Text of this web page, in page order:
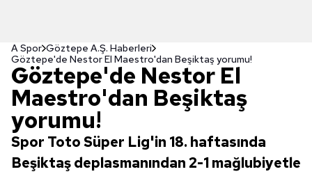
A Spor Göztepe A.Ş. Haberleri
Göztepe'de Nestor El Maestro'dan Beşiktaş yorumu!
Göztepe'de Nestor El
Maestro'dan Beşiktaş
yorumu!
Spor Toto Süper Lig'in 18. haftasında
Beşiktaş deplasmanından 2-1 mağlubiyetle